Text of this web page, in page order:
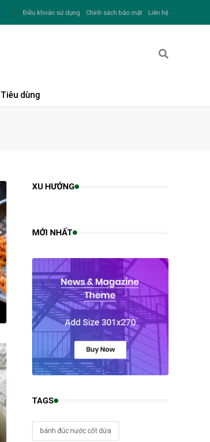
Điều khoản sử dụng Chính sách bảo mật Liên hệ
Tiêu dùng
XU HƯỚNG
MỚI NHẤT
TAGS
bánh đúc nước cốt dừa